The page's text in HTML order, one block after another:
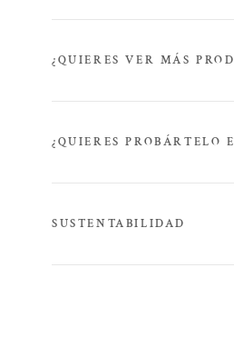
¿QUIERES VER MÁS
¿QUIERES PROBÁRTELO
SUSTENTABILIDAD